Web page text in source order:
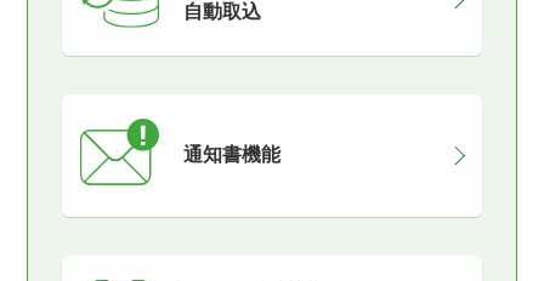
自動取込
通知書機能